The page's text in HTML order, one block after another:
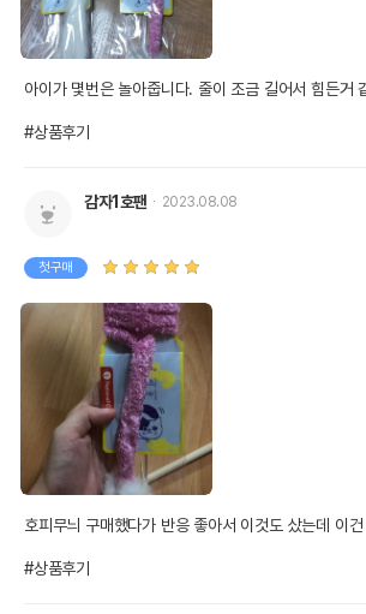
아이가 몇번은 놀아줍니다. 줄이 조금 길어서 힘든거
#상품후기
감자1호팬 2023.08.08
첫구매
호피무늬 구매했다가 반응 좋아서 이것도 샀는데 이
#상품후기